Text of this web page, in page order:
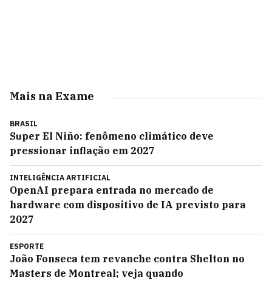
Mais na Exame
BRASIL
Super El Niño: fenômeno climático deve
pressionar inflação em 2027
INTELIGÊNCIA ARTIFICIAL
OpenAI prepara entrada no mercado de
hardware com dispositivo de IA previsto para
2027
ESPORTE
João Fonseca tem revanche contra Shelton no
Masters de Montreal; veja quando